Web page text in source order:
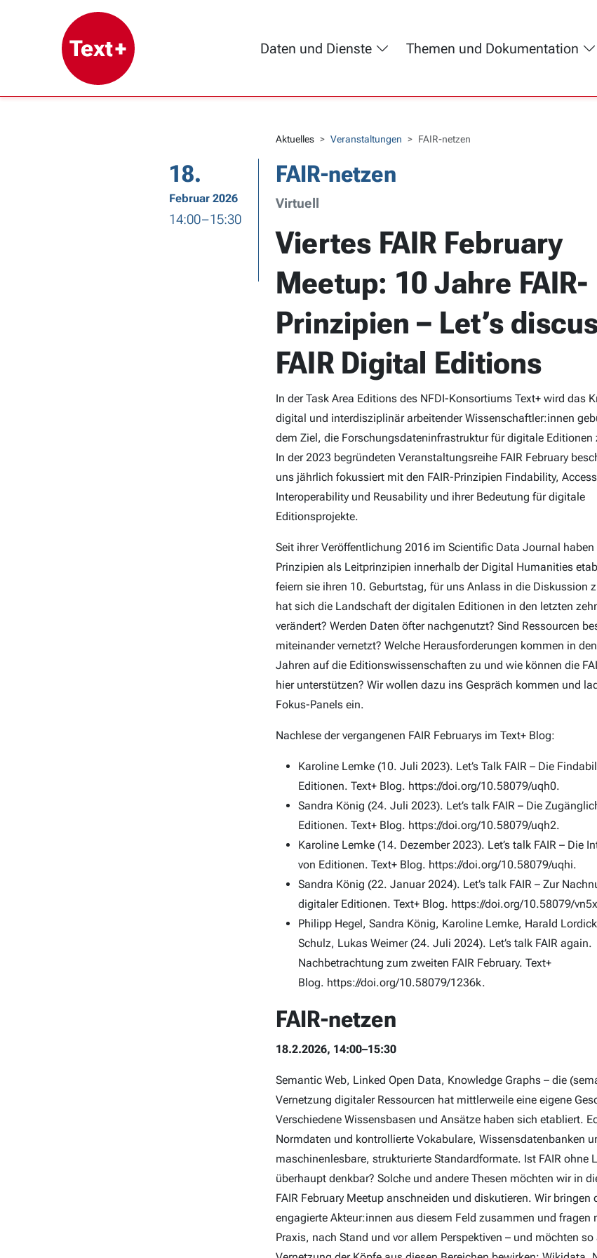
Daten und Dienste Themen und Dokumentation
Aktuelles Veranstaltungen FAIR-netzen
18.
Februar 2026
14:00 – 15:30
FAIR-netzen
Virtuell
Viertes FAIR February
Meetup: 10 Jahre FAIR-
Prinzipien – Let’s
FAIR Digital Editions
In der Task Area Editions des NFDI-Konsortiums Text+ wird das
digital und interdisziplinär arbeitender Wissenschaftler:innen
dem Ziel, die Forschungsdateninfrastruktur für digitale Editionen
In der 2023 begründeten Veranstaltungsreihe FAIR February
uns jährlich fokussiert mit den FAIR-Prinzipien Findability,
Interoperability und Reusability und ihrer Bedeutung für digitale
Editionsprojekte.
Seit ihrer Veröffentlichung 2016 im Scientific Data Journal haben
Prinzipien als Leitprinzipien innerhalb der Digital Humanities
feiern sie ihren 10. Geburtstag, für uns Anlass in die Diskussion
hat sich die Landschaft der digitalen Editionen in den letzten
verändert? Werden Daten öfter nachgenutzt? Sind Ressourcen
miteinander vernetzt? Welche Herausforderungen kommen in
Jahren auf die Editionswissenschaften zu und wie können die
hier unterstützen? Wir wollen dazu ins Gespräch kommen und
Fokus-Panels ein.
Nachlese der vergangenen FAIR Februarys im Text+ Blog:
Karoline Lemke (10. Juli 2023). Let’s Talk FAIR – Die
Editionen. Text+ Blog. https://doi.org/10.58079/uqh0.
Sandra König (24. Juli 2023). Let’s talk FAIR – Die
Editionen. Text+ Blog. https://doi.org/10.58079/uqh2.
Karoline Lemke (14. Dezember 2023). Let’s talk FAIR – Die
von Editionen. Text+ Blog. https://doi.org/10.58079/uqhi.
Sandra König (22. Januar 2024). Let’s talk FAIR – Zur
digitaler Editionen. Text+ Blog. https://doi.org/10.58079/
Philipp Hegel, Sandra König, Karoline Lemke, Harald
Schulz, Lukas Weimer (24. Juli 2024). Let’s talk FAIR again.
Nachbetrachtung zum zweiten FAIR February. Text+
Blog. https://doi.org/10.58079/1236k.
FAIR-netzen
18.2.2026, 14:00–15:30
Semantic Web, Linked Open Data, Knowledge Graphs – die
Vernetzung digitaler Ressourcen hat mittlerweile eine eigene
Verschiedene Wissensbasen und Ansätze haben sich etabliert.
Normdaten und kontrollierte Vokabulare, Wissensdatenbanken
maschinenlesbare, strukturierte Standardformate. Ist FAIR ohne
überhaupt denkbar? Solche und andere Thesen möchten wir in
FAIR February Meetup anschneiden und diskutieren. Wir bringen
engagierte Akteur:innen aus diesem Feld zusammen und fragen
Praxis, nach Stand und vor allem Perspektiven – und möchten so